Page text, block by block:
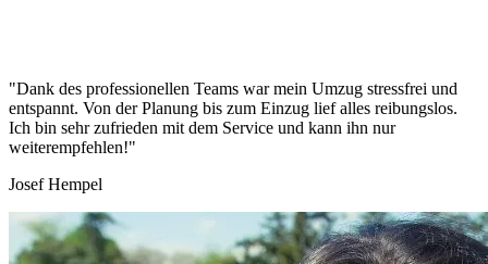
"Dank des professionellen Teams war mein Umzug stressfrei und
entspannt. Von der Planung bis zum Einzug lief alles reibungslos.
Ich bin sehr zufrieden mit dem Service und kann ihn nur
weiterempfehlen!"
Josef Hempel